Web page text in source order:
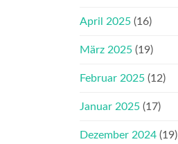
April 2025 (16)
März 2025 (19)
Februar 2025 (12)
Januar 2025 (17)
Dezember 2024 (19)